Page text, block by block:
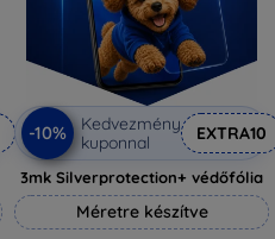
-10%
Kedvezmény
kuponnal
EXTRA10
3mk Silverprotection+ védőfólia
Méretre készítve